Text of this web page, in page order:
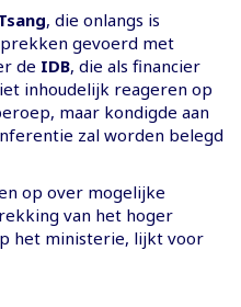
, die onlangs is
gevoerd met
de IDB, die als financier
inhoudelijk reageren op
maar kondigde aan
zal worden belegd
op over mogelijke
van het hoger
het ministerie, lijkt voor